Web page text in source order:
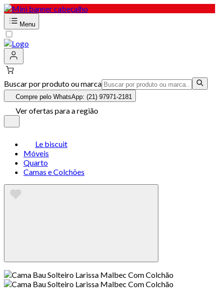
Menu
Buscar por produto ou marca
Compre pelo WhatsApp: (21) 97971-2181
Ver ofertas para a região
Le biscuit
Móveis
Quarto
Camas e Colchões